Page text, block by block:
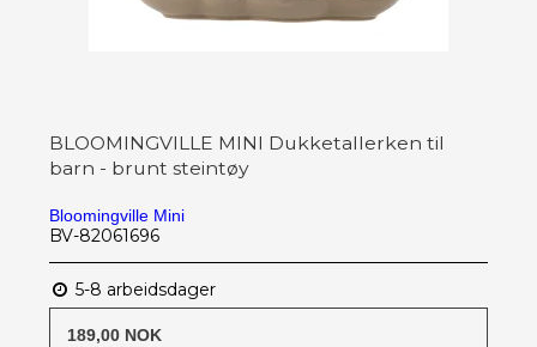
BLOOMINGVILLE MINI Dukketallerken til
barn - brunt steintøy
Bloomingville Mini
BV-82061696
5-8 arbeidsdager
189,00 NOK